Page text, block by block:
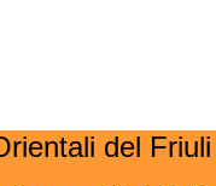
del Friuli